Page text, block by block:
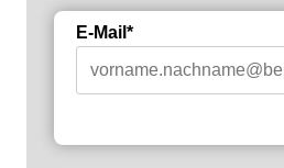
E-Mail*